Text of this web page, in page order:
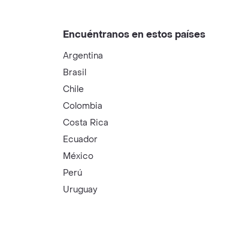
Encuéntranos en estos países
Argentina
Brasil
Chile
Colombia
Costa Rica
Ecuador
México
Perú
Uruguay